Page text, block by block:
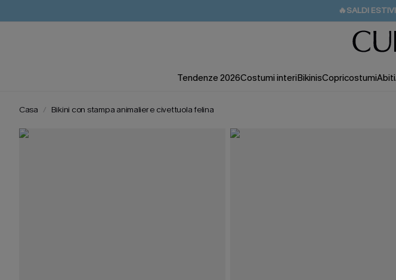
🔥SALDI
💌REGALO PER I
Tendenze 2026Costumi interiBikinisCopricostumiAbiti
Casa Bikini con stampa animalier e civettuola felina